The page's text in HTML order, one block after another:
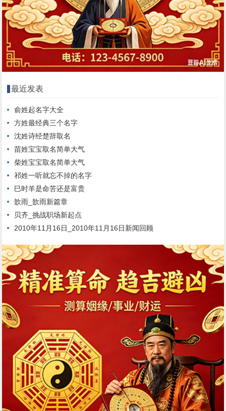
最近发表
俞姓起名字大全
方姓最经典三个名字
沈姓诗经楚辞取名
苗姓宝宝取名简单大气
柴姓宝宝取名简单大气
祁姓一听就忘不掉的名字
巳时羊是命苦还是富贵
歆雨_歆雨新篇章
贝齐_挑战职场新起点
2010年11月16日_2010年11月16日新闻回顾